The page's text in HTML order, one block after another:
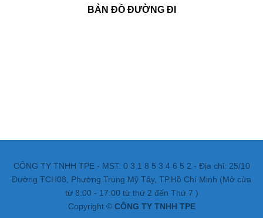
BẢN ĐỒ ĐƯỜNG ĐI
CÔNG TY TNHH TPE - MST: 0 3 1 8 5 3 4 6 5 2 - Địa chỉ: 25/10
Đường TCH08, Phường Trung Mỹ Tây, TP.Hồ Chí Minh (Mở cửa
từ 8:00 - 17:00 từ thứ 2 đến Thứ 7 )
Copyright © CÔNG TY TNHH TPE